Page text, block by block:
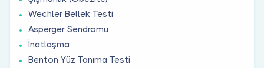
Wechler Bellek Testi
Asperger Sendromu
İnatlaşma
Benton Yüz Tanıma Testi